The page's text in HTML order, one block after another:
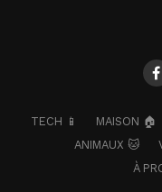
TECH 📱 MAISON 🏠
ANIMAUX 🐱
À